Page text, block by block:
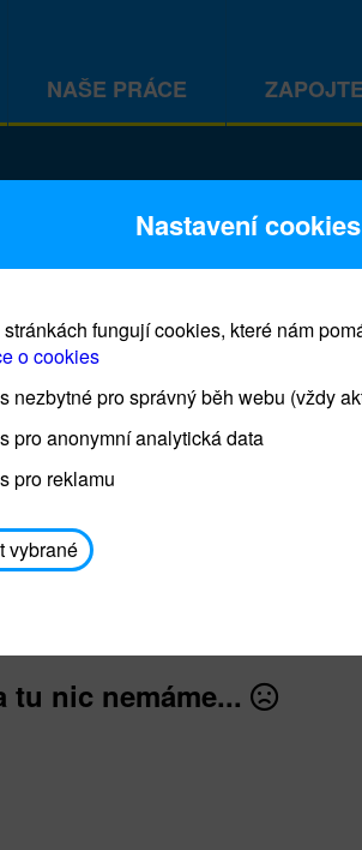
NAŠE PRÁCE
Prodej blahopřání a
Prodejna UNICEF bude
osobním odběrem je možné
avodickova@unicef.cz nebo
dále
tu nic nemáme...
Nastavení cookies
fungují cookies, které nám
o cookies
nezbytné pro správný běh webu (vždy
pro anonymní analytická data
pro reklamu
vybrané